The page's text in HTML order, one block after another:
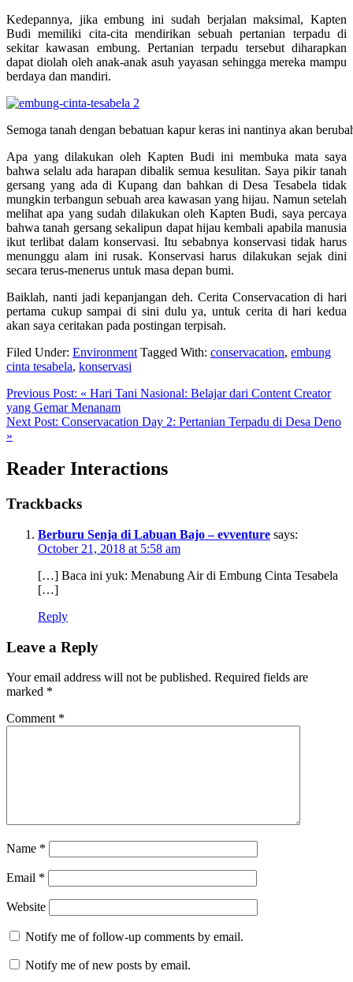
Kedepannya, jika embung ini sudah berjalan maksimal, Kapten
Budi memiliki cita-cita mendirikan sebuah pertanian terpadu di
sekitar kawasan embung. Pertanian terpadu tersebut diharapkan
dapat diolah oleh anak-anak asuh yayasan sehingga mereka mampu
berdaya dan mandiri.
Semoga tanah dengan bebatuan kapur keras ini nantinya akan
Apa yang dilakukan oleh Kapten Budi ini membuka mata saya
bahwa selalu ada harapan dibalik semua kesulitan. Saya pikir tanah
gersang yang ada di Kupang dan bahkan di Desa Tesabela tidak
mungkin terbangun sebuah area kawasan yang hijau. Namun setelah
melihat apa yang sudah dilakukan oleh Kapten Budi, saya percaya
bahwa tanah gersang sekalipun dapat hijau kembali apabila manusia
ikut terlibat dalam konservasi. Itu sebabnya konservasi tidak harus
menunggu alam ini rusak. Konservasi harus dilakukan sejak dini
secara terus-menerus untuk masa depan bumi.
Baiklah, nanti jadi kepanjangan deh. Cerita Conservacation di hari
pertama cukup sampai di sini dulu ya, untuk cerita di hari kedua
akan saya ceritakan pada postingan terpisah.
Filed Under: Environment Tagged With: conservacation, embung
cinta tesabela, konservasi
Previous Post: « Hari Tani Nasional: Belajar dari Content Creator
yang Gemar Menanam
Next Post: Conservacation Day 2: Pertanian Terpadu di Desa Deno
»
Reader Interactions
Trackbacks
Berburu Senja di Labuan Bajo – evventure says:
October 21, 2018 at 5:58 am
[…] Baca ini yuk: Menabung Air di Embung Cinta Tesabela
[…]
Reply
Leave a Reply
Your email address will not be published. Required fields are
marked *
Comment *
Name *
Email *
Website
Notify me of follow-up comments by email.
Notify me of new posts by email.